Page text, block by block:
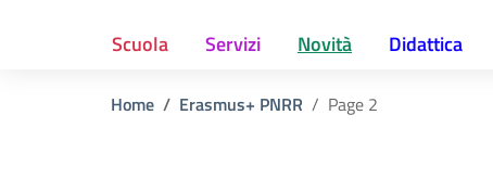
Scuola Servizi Novità Didattica
Home Erasmus+ PNRR Page 2